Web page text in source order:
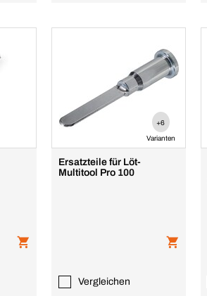
+6
Varianten
Ersatzteile für Löt-
Multitool Pro 100
Vergleichen